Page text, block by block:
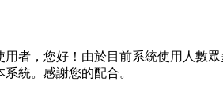
用者，您好！由於目前系統使用人數
系統。感謝您的配合。